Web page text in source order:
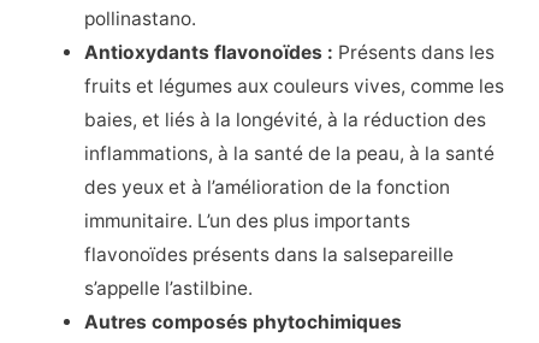
pollinastano.
Antioxydants flavonoïdes : Présents dans les
fruits et légumes aux couleurs vives, comme les
baies, et liés à la longévité, à la réduction des
inflammations, à la santé de la peau, à la santé
des yeux et à l’amélioration de la fonction
immunitaire. L’un des plus importants
flavonoïdes présents dans la salsepareille
s’appelle l’astilbine.
Autres composés phytochimiques